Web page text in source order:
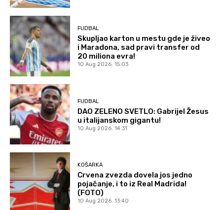
FUDBAL
Skupljao karton u mestu gde je živeo
i Maradona, sad pravi transfer od
20 miliona evra!
10 Aug 2026. 15:03
FUDBAL
DAO ZELENO SVETLO: Gabrijel Žesus
u italijanskom gigantu!
10 Aug 2026. 14:31
KOŠARKA
Crvena zvezda dovela jos jedno
pojačanje, i to iz Real Madrida!
(FOTO)
10 Aug 2026. 13:40